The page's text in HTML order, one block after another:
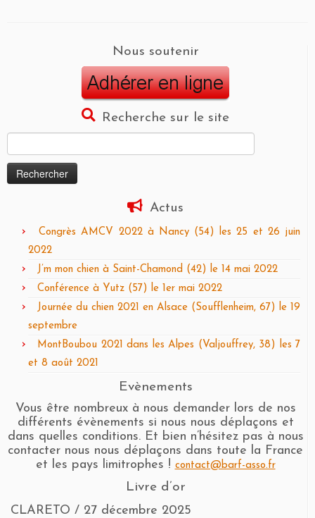
Nous soutenir
Recherche sur le site
Actus
Congrès AMCV 2022 à Nancy (54) les 25 et 26 juin
2022
J’m mon chien à Saint-Chamond (42) le 14 mai 2022
Conférence à Yutz (57) le 1er mai 2022
Journée du chien 2021 en Alsace (Soufflenheim, 67) le 19
septembre
MontBoubou 2021 dans les Alpes (Valjouffrey, 38) les 7
et 8 août 2021
Evènements
Vous être nombreux à nous demander lors de nos
différents évènements si nous nous déplaçons et
dans quelles conditions. Et bien n’hésitez pas à nous
contacter nous nous déplaçons dans toute la France
et les pays limitrophes ! contact@barf-asso.fr
Livre d’or
CLARETO / 27 décembre 2025